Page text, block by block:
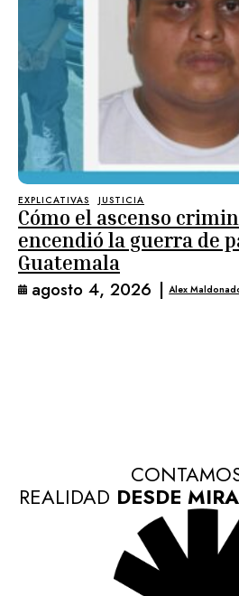
EXPLICATIVAS JUSTICIA
Cómo el ascenso
encendió la guerra de
Guatemala
agosto 4, 2026 | Alex
REALIDAD DESDE